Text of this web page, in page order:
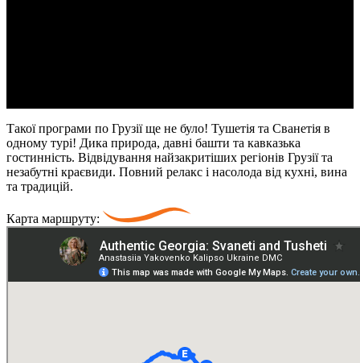
Такої програми по Грузії ще не було! Тушетія та Сванетія в
одному турі! Дика природа, давні башти та кавказька
гостинність. Відвідування найзакритіших регіонів Грузії та
незабутні краєвиди. Повний релакс і насолода від кухні, вина
та традицій.
Карта маршруту: